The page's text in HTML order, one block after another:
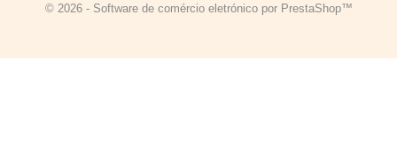
© 2026 - Software de comércio eletrónico por PrestaShop™